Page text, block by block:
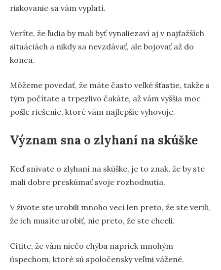
riskovanie sa vám vyplatí.
Veríte, že ľudia by mali byť vynaliezaví aj v najťažších
situáciách a nikdy sa nevzdávať, ale bojovať až do
konca.
Môžeme povedať, že máte často veľké šťastie, takže s
tým počítate a trpezlivo čakáte, až vám vyššia moc
pošle riešenie, ktoré vám najlepšie vyhovuje.
Význam sna o zlyhaní na skúške
Keď snívate o zlyhaní na skúške, je to znak, že by ste
mali dobre preskúmať svoje rozhodnutia.
V živote ste urobili mnoho vecí len preto, že ste verili,
že ich musíte urobiť, nie preto, že ste chceli.
Cítite, že vám niečo chýba napriek mnohým
úspechom, ktoré sú spoločensky veľmi vážené.